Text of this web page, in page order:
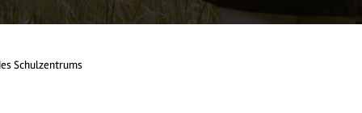
Schulzentrums